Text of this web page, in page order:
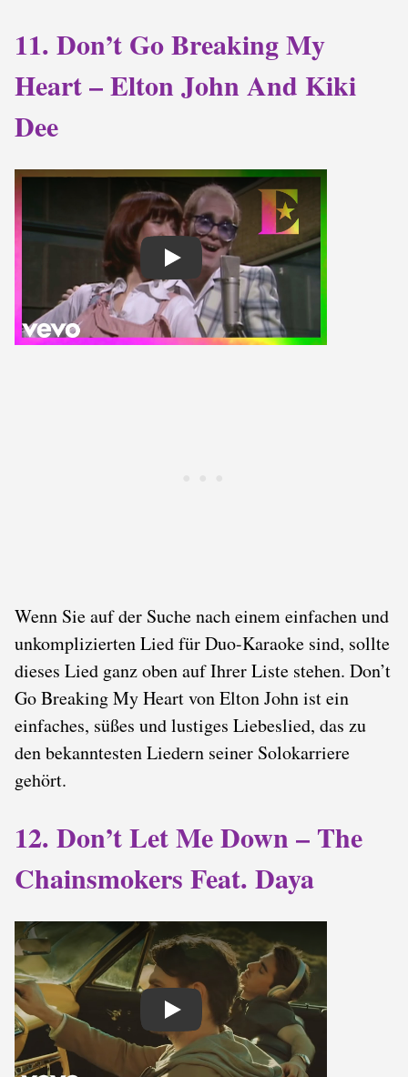
11. Don’t Go Breaking My
Heart – Elton John And Kiki
Dee
Play
Wenn Sie auf der Suche nach einem einfachen und
unkomplizierten Lied für Duo-Karaoke sind, sollte
dieses Lied ganz oben auf Ihrer Liste stehen. Don’t
Go Breaking My Heart von Elton John ist ein
einfaches, süßes und lustiges Liebeslied, das zu
den bekanntesten Liedern seiner Solokarriere
gehört.
12. Don’t Let Me Down – The
Chainsmokers Feat. Daya
Play